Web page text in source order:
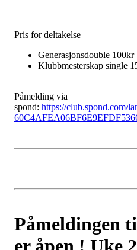
Pris for deltakelse
Generasjonsdouble 100kr
Klubbmesterskap single
Påmelding via
spond: https://club.spond.com/
Påmeldingen
er åpen ! Uke